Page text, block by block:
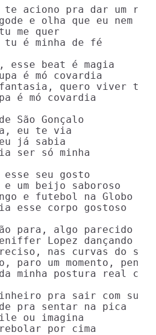
te aciono pra dar um
e olha que eu nem
me quer
tu é minha de fé
esse beat é magia
é mó covardia
fantasia, quero viver
é mó covardia
São Gonçalo
eu te via
já sabia
ser só minha
seu gosto
um beijo saboroso
e futebol na Globo
esse corpo gostoso
para, algo parecido
Lopez dançando no
nas curvas do seu
paro um momento,
minha postura real
pra sair com suas
pra sentar na pica
ou imagina
por cima